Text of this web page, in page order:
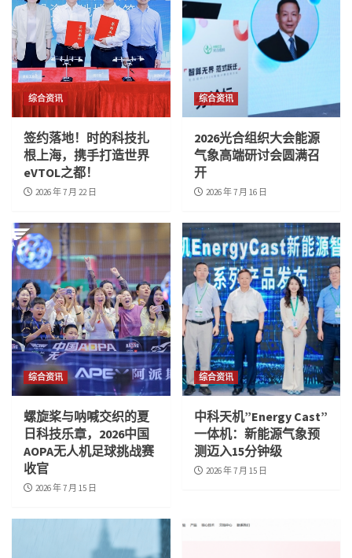
综合资讯
签约落地！时的科技扎
根上海，携手打造世界
eVTOL之都！
2026 年 7 月 22 日
综合资讯
2026光合组织大会能源
气象高端研讨会圆满召
开
2026 年 7 月 16 日
综合资讯
螺旋桨与呐喊交织的夏
日科技乐章，2026中国
AOPA无人机足球挑战赛
收官
2026 年 7 月 15 日
综合资讯
中科天机”Energy Cast”
一体机：新能源气象预
测迈入15分钟级
2026 年 7 月 15 日